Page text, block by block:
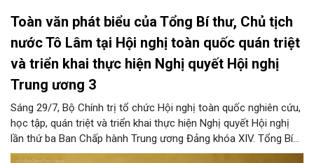
Toàn văn phát biểu của Tổng Bí thư, Chủ tịch
nước Tô Lâm tại Hội nghị toàn quốc quán triệt
và triển khai thực hiện Nghị quyết Hội nghị
Trung ương 3
Sáng 29/7, Bộ Chính trị tổ chức Hội nghị toàn quốc nghiên cứu,
học tập, quán triệt và triển khai thực hiện Nghị quyết Hội nghị
lần thứ ba Ban Chấp hành Trung ương Đảng khóa XIV. Tổng Bí
thư, Chủ tịch nước Tô Lâm đã có bài phát biểu chỉ đạo quan